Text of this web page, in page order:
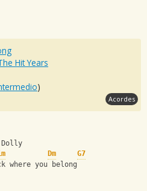
Hit Years
)
Acordes
Dm
G7
where you belong